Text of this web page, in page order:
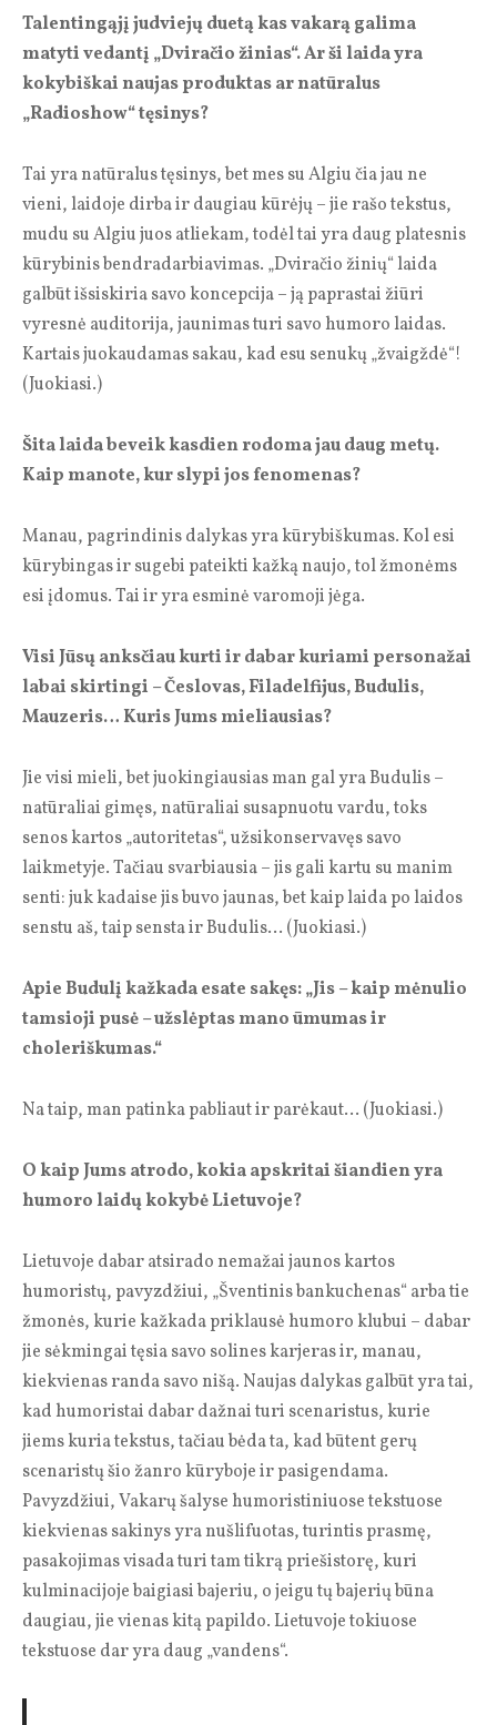
Talentingąjį judviejų duetą kas vakarą galima
matyti vedantį „Dviračio žinias“. Ar ši laida yra
kokybiškai naujas produktas ar natūralus
„Radioshow“ tęsinys?
Tai yra natūralus tęsinys, bet mes su Algiu čia jau ne
vieni, laidoje dirba ir daugiau kūrėjų – jie rašo tekstus,
mudu su Algiu juos atliekam, todėl tai yra daug platesnis
kūrybinis bendradarbiavimas. „Dviračio žinių“ laida
galbūt išsiskiria savo koncepcija – ją paprastai žiūri
vyresnė auditorija, jaunimas turi savo humoro laidas.
Kartais juokaudamas sakau, kad esu senukų „žvaigždė“!
(Juokiasi.)
Šita laida beveik kasdien rodoma jau daug metų.
Kaip manote, kur slypi jos fenomenas?
Manau, pagrindinis dalykas yra kūrybiškumas. Kol esi
kūrybingas ir sugebi pateikti kažką naujo, tol žmonėms
esi įdomus. Tai ir yra esminė varomoji jėga.
Visi Jūsų anksčiau kurti ir dabar kuriami personažai
labai skirtingi – Česlovas, Filadelfijus, Budulis,
Mauzeris… Kuris Jums mieliausias?
Jie visi mieli, bet juokingiausias man gal yra Budulis –
natūraliai gimęs, natūraliai susapnuotu vardu, toks
senos kartos „autoritetas“, užsikonservavęs savo
laikmetyje. Tačiau svarbiausia – jis gali kartu su manim
senti: juk kadaise jis buvo jaunas, bet kaip laida po laidos
senstu aš, taip sensta ir Budulis… (Juokiasi.)
Apie Budulį kažkada esate sakęs: „Jis – kaip mėnulio
tamsioji pusė – užslėptas mano ūmumas ir
choleriškumas.“
Na taip, man patinka pabliaut ir parėkaut… (Juokiasi.)
O kaip Jums atrodo, kokia apskritai šiandien yra
humoro laidų kokybė Lietuvoje?
Lietuvoje dabar atsirado nemažai jaunos kartos
humoristų, pavyzdžiui, „Šventinis bankuchenas“ arba tie
žmonės, kurie kažkada priklausė humoro klubui – dabar
jie sėkmingai tęsia savo solines karjeras ir, manau,
kiekvienas randa savo nišą. Naujas dalykas galbūt yra tai,
kad humoristai dabar dažnai turi scenaristus, kurie
jiems kuria tekstus, tačiau bėda ta, kad būtent gerų
scenaristų šio žanro kūryboje ir pasigendama.
Pavyzdžiui, Vakarų šalyse humoristiniuose tekstuose
kiekvienas sakinys yra nušlifuotas, turintis prasmę,
pasakojimas visada turi tam tikrą priešistorę, kuri
kulminacijoje baigiasi bajeriu, o jeigu tų bajerių būna
daugiau, jie vienas kitą papildo. Lietuvoje tokiuose
tekstuose dar yra daug „vandens“.